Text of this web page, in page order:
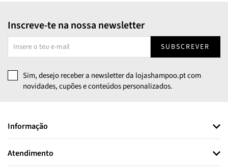
Inscreve-te na nossa newsletter
SUBSCREVER
Sim, desejo receber a newsletter da lojashampoo.pt com
novidades, cupões e conteúdos personalizados.
Informação
Atendimento